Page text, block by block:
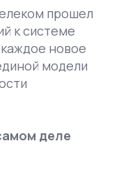
прошел
к системе
новое
модели
деле